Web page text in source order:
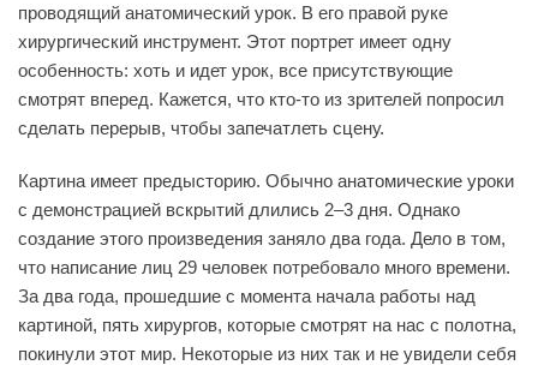
проводящий анатомический урок. В его правой руке
хирургический инструмент. Этот портрет имеет одну
особенность: хоть и идет урок, все присутствующие
смотрят вперед. Кажется, что кто-то из зрителей попросил
сделать перерыв, чтобы запечатлеть сцену.
Картина имеет предысторию. Обычно анатомические уроки
с демонстрацией вскрытий длились 2–3 дня. Однако
создание этого произведения заняло два года. Дело в том,
что написание лиц 29 человек потребовало много времени.
За два года, прошедшие с момента начала работы над
картиной, пять хирургов, которые смотрят на нас с полотна,
покинули этот мир. Некоторые из них так и не увидели себя